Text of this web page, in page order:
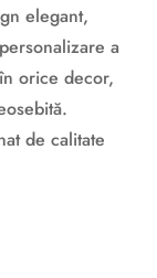
elegant,
a
orice decor,
de calitate